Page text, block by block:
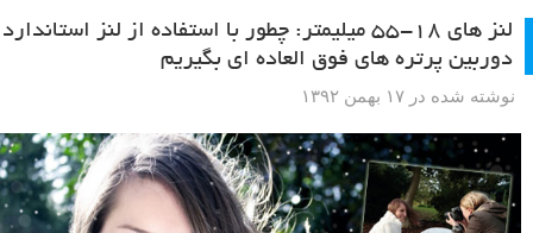
لنز های ۱۸-۵۵ میلیمتر: چطور با استفاده از لنز استاندارد
دوربین پرتره های فوق العاده ای بگیریم
نوشته شده در ۱۷ بهمن ۱۳۹۲